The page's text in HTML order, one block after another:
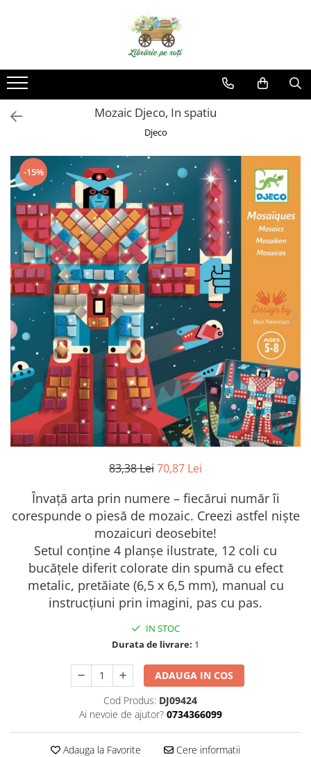
Mozaic Djeco, In spatiu
Djeco
-15%
83,38 Lei70,87 Lei
Învață arta prin numere – fiecărui număr îi
corespunde o piesă de mozaic. Creezi astfel niște
mozaicuri deosebite!
Setul conține 4 planșe ilustrate, 12 coli cu
bucățele diferit colorate din spumă cu efect
metalic, pretăiate (6,5 x 6,5 mm), manual cu
instrucțiuni prin imagini, pas cu pas.
IN STOC
Durata de livrare: 1
ADAUGA IN COS
Cod Produs: DJ09424
Ai nevoie de ajutor? 0734366099
Adauga la Favorite Cere informatii